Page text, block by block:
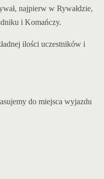
najpierw w Rywałdzie,
i Komańczy.
ilości uczestników i
do miejsca wyjazdu